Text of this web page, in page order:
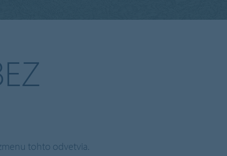
tohto odvetvia.